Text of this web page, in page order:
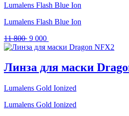
Lumalens Flash Blue Ion
Lumalens Flash Blue Ion
11 800 Первоначальная
цена
11
800 .
9 000
цена:
000 .
Линза для маски
Lumalens Gold Ionized
Lumalens Gold Ionized